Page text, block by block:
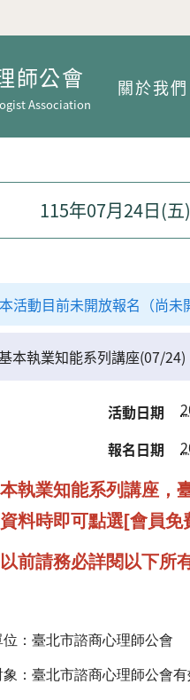
師公會
Association
關於我們
115年07月24日(
本活動目前未開放報名（尚未
本執業知能系列講座(07/24)
活動日期
報名日期
執業知能系列講座，
料時即可點選[會員免
前請務必詳閱以下所
位：臺北市諮商心理師公會
象：臺北市諮商心理師公會